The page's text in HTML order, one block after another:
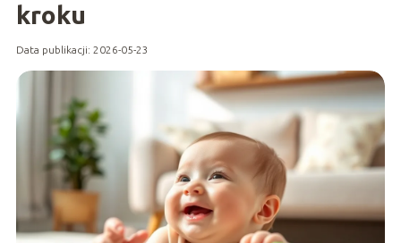
kroku
Data publikacji: 2026-05-23